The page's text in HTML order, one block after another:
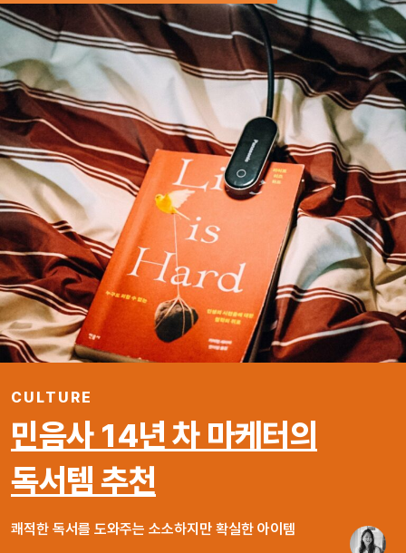
CULTURE
민음사 14년 차 마케터의
독서템 추천
쾌적한 독서를 도와주는 소소하지만 확실한 아이템